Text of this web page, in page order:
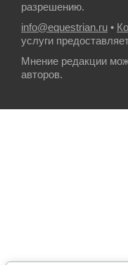
разрешению.
info@equestrian.ru •
услуги
Мнение редакции
авторов.